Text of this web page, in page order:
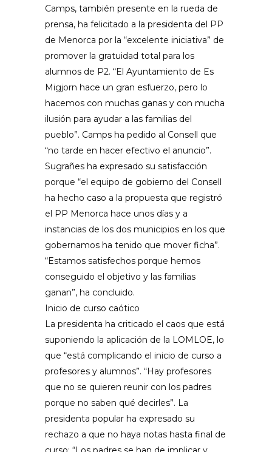
Camps, también presente en la rueda de
prensa, ha felicitado a la presidenta del PP
de Menorca por la “excelente iniciativa” de
promover la gratuidad total para los
alumnos de P2. “El Ayuntamiento de Es
Migjorn hace un gran esfuerzo, pero lo
hacemos con muchas ganas y con mucha
ilusión para ayudar a las familias del
pueblo”. Camps ha pedido al Consell que
“no tarde en hacer efectivo el anuncio”.
Sugrañes ha expresado su satisfacción
porque “el equipo de gobierno del Consell
ha hecho caso a la propuesta que registró
el PP Menorca hace unos días y a
instancias de los dos municipios en los que
gobernamos ha tenido que mover ficha”.
“Estamos satisfechos porque hemos
conseguido el objetivo y las familias
ganan”, ha concluido.
Inicio de curso caótico
La presidenta ha criticado el caos que está
suponiendo la aplicación de la LOMLOE, lo
que “está complicando el inicio de curso a
profesores y alumnos”. “Hay profesores
que no se quieren reunir con los padres
porque no saben qué decirles”. La
presidenta popular ha expresado su
rechazo a que no haya notas hasta final de